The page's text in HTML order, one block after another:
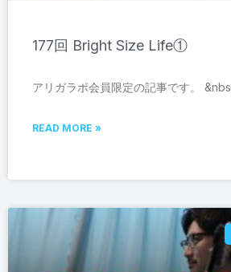
177回 Bright Size Life①
アリガラボ会員限定の記事です。 &nbs
READ MORE »